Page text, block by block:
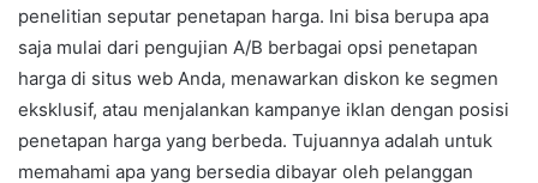
penelitian seputar penetapan harga. Ini bisa berupa apa
saja mulai dari pengujian A/B berbagai opsi penetapan
harga di situs web Anda, menawarkan diskon ke segmen
eksklusif, atau menjalankan kampanye iklan dengan posisi
penetapan harga yang berbeda. Tujuannya adalah untuk
memahami apa yang bersedia dibayar oleh pelanggan